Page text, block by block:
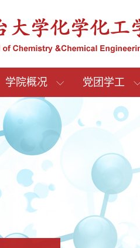
学院概况 党团学工